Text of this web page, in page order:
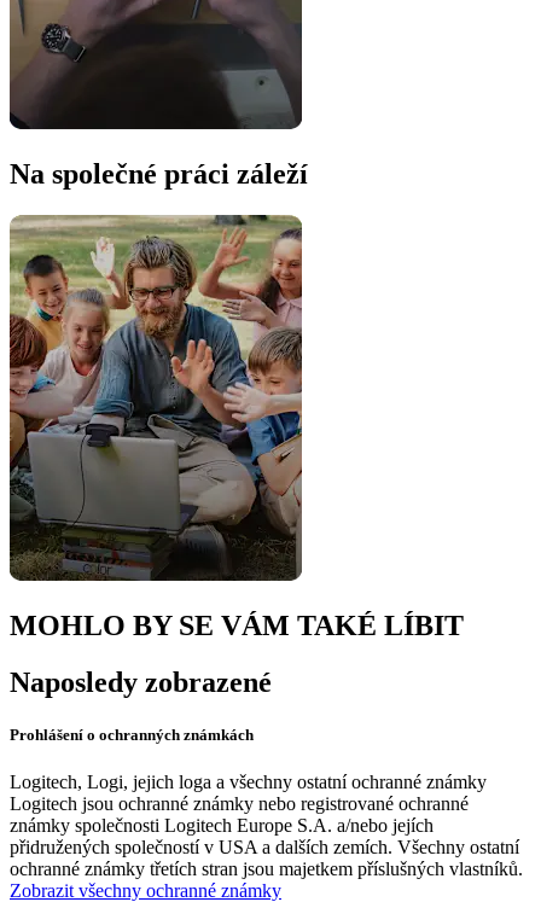
Na společné práci záleží
MOHLO BY SE VÁM TAKÉ LÍBIT
Naposledy zobrazené
Prohlášení o ochranných známkách
Logitech, Logi, jejich loga a všechny ostatní ochranné známky
Logitech jsou ochranné známky nebo registrované ochranné
známky společnosti Logitech Europe S.A. a/nebo jejích
přidružených společností v USA a dalších zemích. Všechny ostatní
ochranné známky třetích stran jsou majetkem příslušných vlastníků.
Zobrazit všechny ochranné známky